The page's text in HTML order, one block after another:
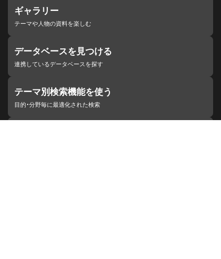
ギャラリー
テーマや人物の資料を楽しむ
データベースを見つける
連携しているデータベースを探す
テーマ別検索機能を使う
目的・分野毎に最適化された検索